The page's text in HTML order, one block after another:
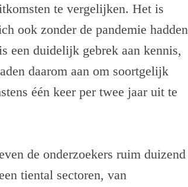
te vergelijken. Het is
ook zonder de pandemie hadden
een duidelijk gebrek aan kennis,
daarom aan om soortgelijk
één keer per twee jaar uit te
de onderzoekers ruim duizend
tiental sectoren, van